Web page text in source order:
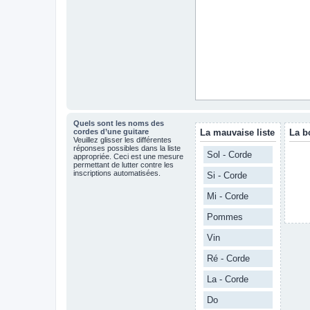
Quels sont les noms des
cordes d’une guitare
Veuillez glisser les différentes
réponses possibles dans la liste
appropriée. Ceci est une mesure
permettant de lutter contre les
inscriptions automatisées.
La mauvaise liste
Sol - Corde
Si - Corde
Mi - Corde
Pommes
Vin
Ré - Corde
La - Corde
Do
La